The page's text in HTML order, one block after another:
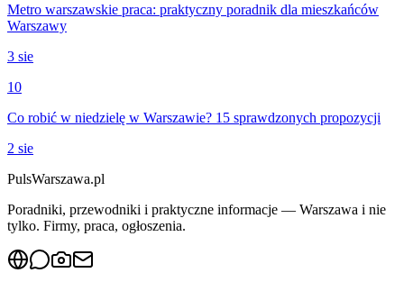
Metro warszawskie praca: praktyczny poradnik dla mieszkańców
Warszawy
3 sie
10
Co robić w niedzielę w Warszawie? 15 sprawdzonych propozycji
2 sie
PulsWarszawa.pl
Poradniki, przewodniki i praktyczne informacje — Warszawa i nie
tylko. Firmy, praca, ogłoszenia.